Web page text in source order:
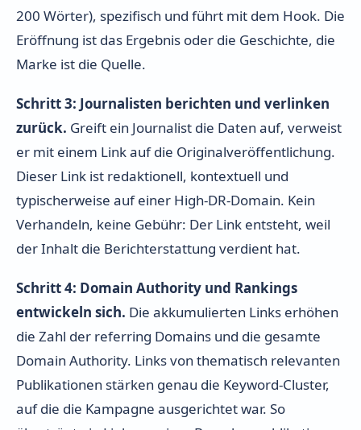
200 Wörter), spezifisch und führt mit dem Hook. Die
Eröffnung ist das Ergebnis oder die Geschichte, die
Marke ist die Quelle.
Schritt 3: Journalisten berichten und verlinken
zurück. Greift ein Journalist die Daten auf, verweist
er mit einem Link auf die Originalveröffentlichung.
Dieser Link ist redaktionell, kontextuell und
typischerweise auf einer High-DR-Domain. Kein
Verhandeln, keine Gebühr: Der Link entsteht, weil
der Inhalt die Berichterstattung verdient hat.
Schritt 4: Domain Authority und Rankings
entwickeln sich. Die akkumulierten Links erhöhen
die Zahl der referring Domains und die gesamte
Domain Authority. Links von thematisch relevanten
Publikationen stärken genau die Keyword-Cluster,
auf die die Kampagne ausgerichtet war. So